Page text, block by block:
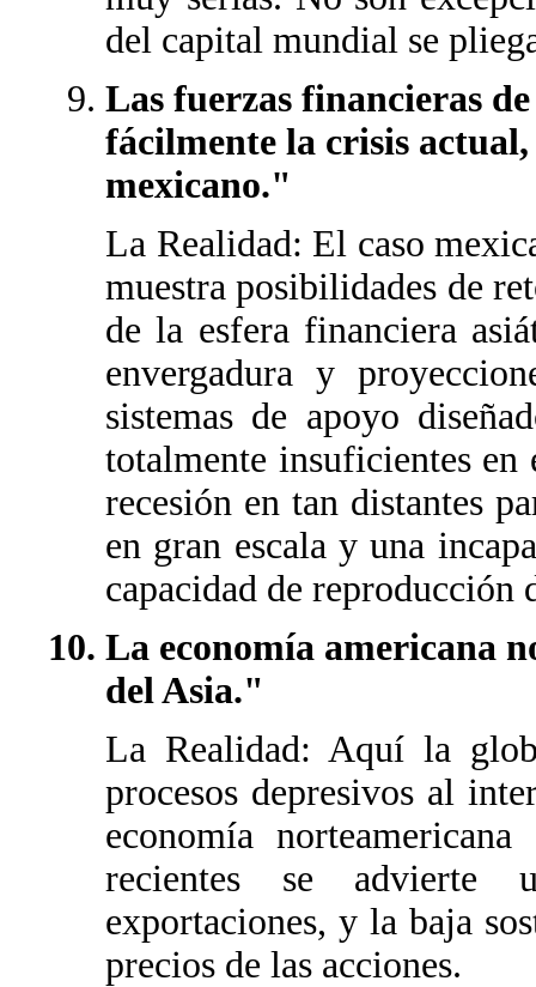
del capital mundial se
Las fuerzas financieras
fácilmente la crisis
mexicano."
La Realidad: El caso
muestra posibilidades de
de la esfera financiera
envergadura y
sistemas de apoyo
totalmente insuficientes en
recesión en tan distantes
en gran escala y una
capacidad de reproducción
La economía americana
del Asia."
La Realidad: Aquí la
procesos depresivos al
economía
recientes se advierte
exportaciones, y la baja
precios de las acciones.